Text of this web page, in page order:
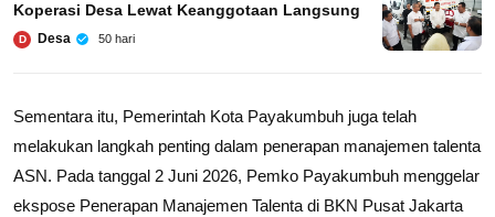
Koperasi Desa Lewat Keanggotaan Langsung
D Desa 50 hari
Sementara itu, Pemerintah Kota Payakumbuh juga telah
melakukan langkah penting dalam penerapan manajemen talenta
ASN. Pada tanggal 2 Juni 2026, Pemko Payakumbuh menggelar
ekspose Penerapan Manajemen Talenta di BKN Pusat Jakarta